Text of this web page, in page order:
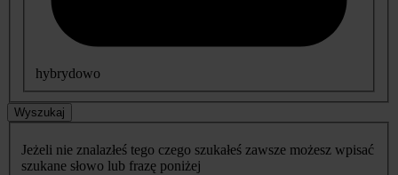
hybrydowo
Wyszukaj
Jeżeli nie znalazłeś tego czego szukałeś zawsze możesz wpisać
szukane słowo lub frazę poniżej